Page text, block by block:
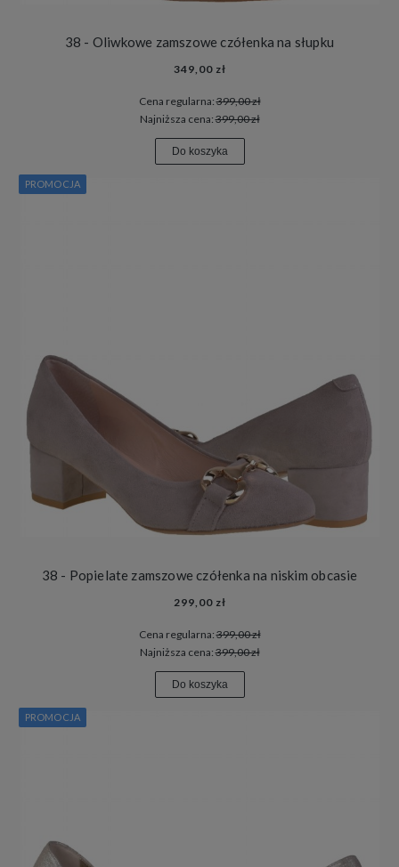
38 - Oliwkowe zamszowe czółenka na słupku
349,00 zł
Cena regularna:399,00 zł
Najniższa cena:399,00 zł
Do koszyka
38 - Popielate zamszowe czółenka na niskim obcasie
299,00 zł
Cena regularna:399,00 zł
Najniższa cena:399,00 zł
Do koszyka
PROMOCJA
PROMOCJA